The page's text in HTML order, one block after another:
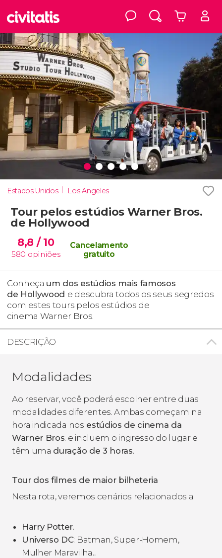
Estados Unidos Los Angeles
Tour pelos estúdios Warner Bros.
de Hollywood
8,8 / 10
580 opiniões
Cancelamento
gratuito
Conheça um dos estúdios mais famosos
de Hollywood e descubra todos os seus segredos
com estes tours pelos estúdios de
cinema Warner Bros.
DESCRIÇÃO
Modalidades
Ao reservar, você poderá escolher entre duas
modalidades diferentes. Ambas começam na
hora indicada nos estúdios de cinema da
Warner Bros. e incluem o ingresso do lugar e
têm uma duração de 3 horas.
Tour dos filmes de maior bilheteria
Nesta rota, veremos cenários relacionados a:
Harry Potter.
Universo DC: Batman, Super-Homem,
Mulher Maravilha...